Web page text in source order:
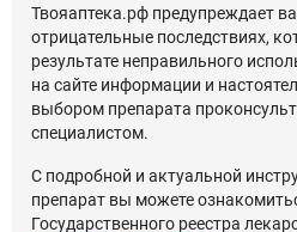
Твояаптека.рф предупреждает
отрицательные последствиях,
результате неправильного
на сайте информации и
выбором препарата
специалистом.
С подробной и актуальной
препарат вы можете
Государственного реестра